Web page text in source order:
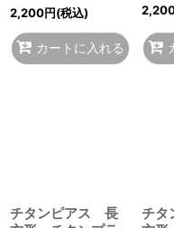
2,200円(税込)
カートに入れる
チタンピアス 長
チ